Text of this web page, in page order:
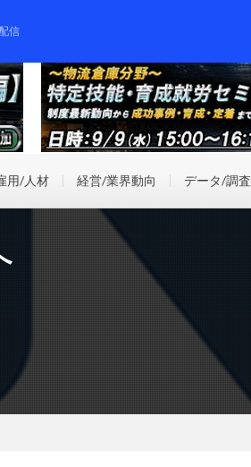
信
用/人材 経営/業界動向 データ/調査